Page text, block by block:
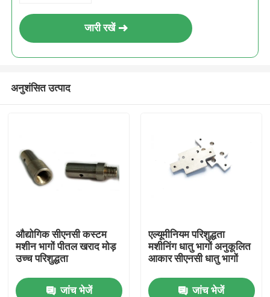
जारी रखें
अनुशंसित उत्पाद
औद्योगिक सीएनसी कस्टम
मशीन भागों पीतल खराद मोड़
उच्च परिशुद्धता
जांच भेजें
एल्यूमीनियम परिशुद्धता
मशीनिंग धातु भागों अनुकूलित
आकार सीएनसी धातु भागों
जांच भेजें